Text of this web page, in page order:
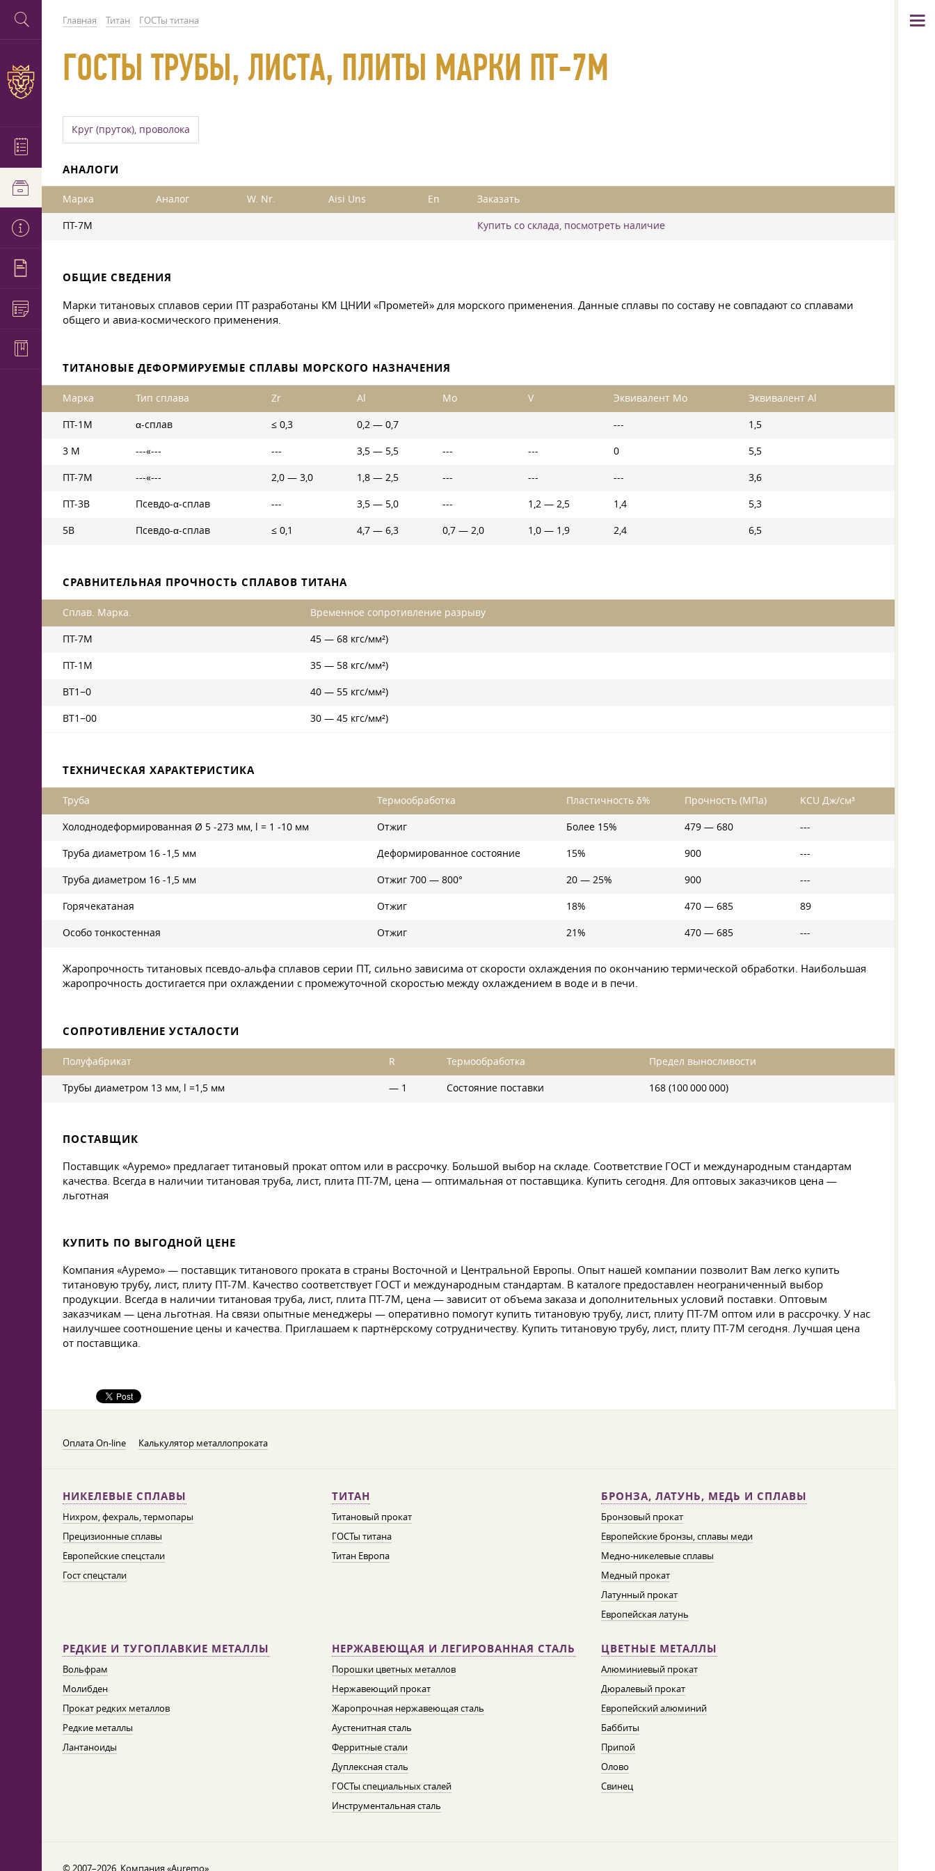
Главная Титан ГОСТы титана
ГОСТЫ ТРУБЫ, ЛИСТА, ПЛИТЫ МАРКИ ПТ-7М
Круг (пруток), проволока
АНАЛОГИ
Марка Аналог W. Nr. Aisi Uns En Заказать
ПТ-7М Купить со склада, посмотреть наличие
ОБЩИЕ СВЕДЕНИЯ
Марки титановых сплавов серии ПТ разработаны КМ ЦНИИ «Прометей» для морского применения. Данные сплавы по составу не совпадают со сплавами
общего и авиа-космического применения.
ТИТАНОВЫЕ ДЕФОРМИРУЕМЫЕ СПЛАВЫ МОРСКОГО НАЗНАЧЕНИЯ
Марка Тип сплава Zr Al Mo V Эквивалент Mo Эквивалент Al
ПТ-1М α-сплав ≤ 0,3 0,2 — 0,7 --- 1,5
3 М ---«--- --- 3,5 — 5,5 --- --- 0 5,5
ПТ-7М ---«--- 2,0 — 3,0 1,8 — 2,5 --- --- --- 3,6
ПТ-3В Псевдо-α-сплав --- 3,5 — 5,0 --- 1,2 — 2,5 1,4 5,3
5В Псевдо-α-сплав ≤ 0,1 4,7 — 6,3 0,7 — 2,0 1,0 — 1,9 2,4 6,5
СРАВНИТЕЛЬНАЯ ПРОЧНОСТЬ СПЛАВОВ ТИТАНА
Сплав. Марка. Временное сопротивление разрыву
ПТ-7М 45 — 68 кгс/мм²)
ПТ-1М 35 — 58 кгс/мм²)
ВТ1−0 40 — 55 кгс/мм²)
ВТ1−00 30 — 45 кгс/мм²)
ТЕХНИЧЕСКАЯ ХАРАКТЕРИСТИКА
Труба Термообработка Пластичность δ% Прочность (МПа) KCU Дж/см³
Холоднодеформированная Ø 5 -273 мм, l = 1 -10 мм Отжиг Более 15% 479 — 680 ---
Труба диаметром 16 -1,5 мм Деформированное состояние 15% 900 ---
Труба диаметром 16 -1,5 мм Отжиг 700 — 800° 20 — 25% 900 ---
Горячекатаная Отжиг 18% 470 — 685 89
Особо тонкостенная Отжиг 21% 470 — 685 ---
Жаропрочность титановых псевдо-альфа сплавов серии ПТ, сильно зависима от скорости охлаждения по окончанию термической обработки. Наибольшая
жаропрочность достигается при охлаждении с промежуточной скоростью между охлаждением в воде и в печи.
СОПРОТИВЛЕНИЕ УСТАЛОСТИ
Полуфабрикат R Термообработка Предел выносливости
Трубы диаметром 13 мм, l =1,5 мм — 1 Состояние поставки 168 (100 000 000)
ПОСТАВЩИК
Поставщик «Ауремо» предлагает титановый прокат оптом или в рассрочку. Большой выбор на складе. Соответствие ГОСТ и международным стандартам
качества. Всегда в наличии титановая труба, лист, плита ПТ-7М, цена — оптимальная от поставщика. Купить сегодня. Для оптовых заказчиков цена —
льготная
КУПИТЬ ПО ВЫГОДНОЙ ЦЕНЕ
Компания «Ауремо» — поставщик титанового проката в страны Восточной и Центральной Европы. Опыт нашей компании позволит Вам легко купить
титановую трубу, лист, плиту ПТ-7М. Качество соответствует ГОСТ и международным стандартам. В каталоге предоставлен неограниченный выбор
продукции. Всегда в наличии титановая труба, лист, плита ПТ-7М, цена — зависит от объема заказа и дополнительных условий поставки. Оптовым
заказчикам — цена льготная. На связи опытные менеджеры — оперативно помогут купить титановую трубу, лист, плиту ПТ-7М оптом или в рассрочку. У нас
наилучшее соотношение цены и качества. Приглашаем к партнёрскому сотрудничеству. Купить титановую трубу, лист, плиту ПТ-7М сегодня. Лучшая цена
от поставщика.
Оплата On-line Калькулятор металлопроката
НИКЕЛЕВЫЕ СПЛАВЫ
Нихром, фехраль, термопары
Прецизионные сплавы
Европейские спецстали
Гост спецстали
ТИТАН
Титановый прокат
ГОСТы титана
Титан Европа
БРОНЗА, ЛАТУНЬ, МЕДЬ И СПЛАВЫ
Бронзовый прокат
Европейские бронзы, сплавы меди
Медно-никелевые сплавы
Медный прокат
Латунный прокат
Европейская латунь
РЕДКИЕ И ТУГОПЛАВКИЕ МЕТАЛЛЫ
Вольфрам
Молибден
Прокат редких металлов
Редкие металлы
Лантаноиды
НЕРЖАВЕЮЩАЯ И ЛЕГИРОВАННАЯ СТАЛЬ
Порошки цветных металлов
Нержавеющий прокат
Жаропрочная нержавеющая сталь
Аустенитная сталь
Ферритные стали
Дуплексная сталь
ГОСТы специальных сталей
Инструментальная сталь
ЦВЕТНЫЕ МЕТАЛЛЫ
Алюминиевый прокат
Дюралевый прокат
Европейский алюминий
Баббиты
Припой
Олово
Свинец
© 2007–2026. Компания «Auremo».